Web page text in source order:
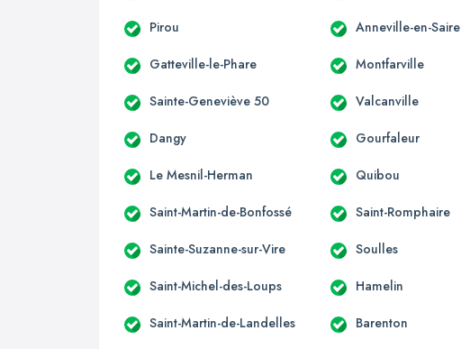
Pirou Anneville-en-Saire
Gatteville-le-Phare Montfarville
Sainte-Geneviève 50 Valcanville
Dangy Gourfaleur
Le Mesnil-Herman Quibou
Saint-Martin-de-Bonfossé Saint-Romphaire
Sainte-Suzanne-sur-Vire Soulles
Saint-Michel-des-Loups Hamelin
Saint-Martin-de-Landelles Barenton